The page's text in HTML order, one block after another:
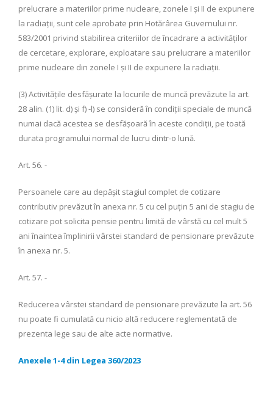
prelucrare a materiilor prime nucleare, zonele I şi II de expunere
la radiaţii, sunt cele aprobate prin Hotărârea Guvernului nr.
583/2001 privind stabilirea criteriilor de încadrare a activităţilor
de cercetare, explorare, exploatare sau prelucrare a materiilor
prime nucleare din zonele I şi II de expunere la radiaţii.
(3) Activităţile desfăşurate la locurile de muncă prevăzute la art.
28 alin. (1) lit. d) şi f) -l) se consideră în condiţii speciale de muncă
numai dacă acestea se desfăşoară în aceste condiţii, pe toată
durata programului normal de lucru dintr-o lună.
Art. 56. -
Persoanele care au depăşit stagiul complet de cotizare
contributiv prevăzut în anexa nr. 5 cu cel puţin 5 ani de stagiu de
cotizare pot solicita pensie pentru limită de vârstă cu cel mult 5
ani înaintea împlinirii vârstei standard de pensionare prevăzute
în anexa nr. 5.
Art. 57. -
Reducerea vârstei standard de pensionare prevăzute la art. 56
nu poate fi cumulată cu nicio altă reducere reglementată de
prezenta lege sau de alte acte normative.
Anexele 1-4 din Legea 360/2023